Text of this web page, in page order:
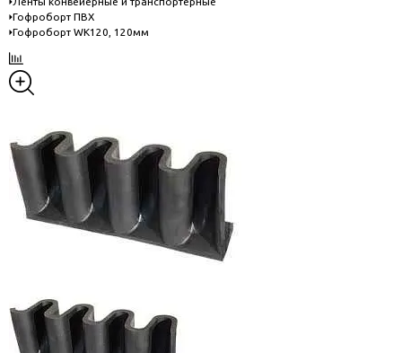
Гофроборт ПВХ
Гофроборт WK120, 120мм